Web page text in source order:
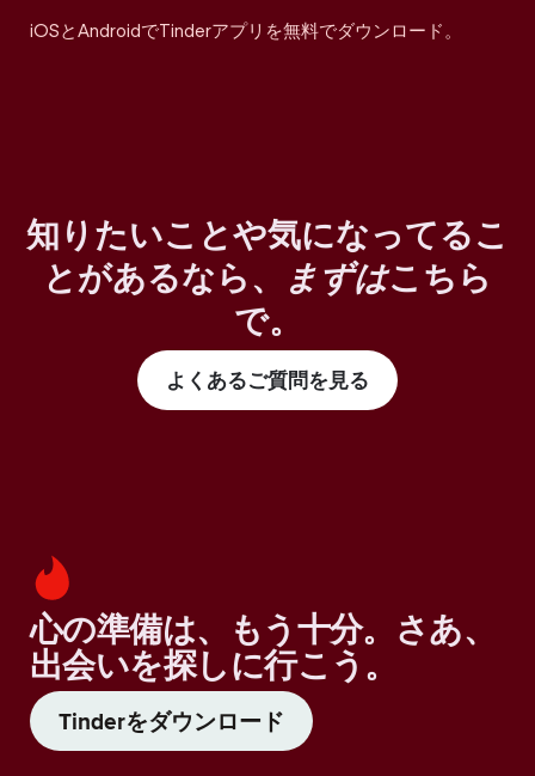
iOSとAndroidでTinderアプリを無料でダウンロード。
知りたいことや気になってるこ
とがあるなら、
まずはこちら
で。
よくあるご質問を見る
心の準備は、もう十分。さあ、
出会いを探しに行こう。
Tinderをダウンロード